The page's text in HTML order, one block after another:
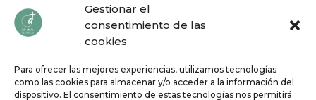
Gestionar el
consentimiento de las
cookies
Para ofrecer las mejores experiencias, utilizamos tecnologías
como las cookies para almacenar y/o acceder a la información del
dispositivo. El consentimiento de estas tecnologías nos permitirá
 967 21 23 32
 610 67 38 33